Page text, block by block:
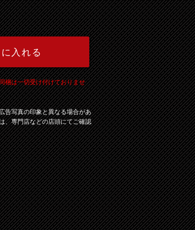
入れる
梱は一切受け付けておりませ
告写真の印象と異なる場合があ
、専門店などの店頭にてご確認